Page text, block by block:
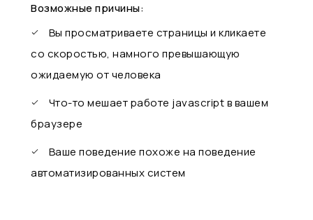
Возможные причины:
Вы просматриваете страницы и кликаете
со скоростью, намного превышающую
ожидаемую от человека
Что-то мешает работе javascript в вашем
браузере
Ваше поведение похоже на поведение
автоматизированных систем